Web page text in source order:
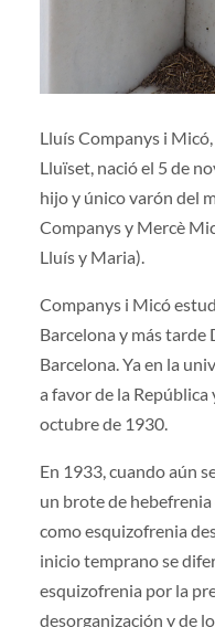
Lluís Companys i
Lluïset, nació el 5 de
hijo y único varón del
Companys y Mercè
Lluís y Maria).
Companys i Micó
Barcelona y más tarde
Barcelona. Ya en la
a favor de la
octubre de 1930.
En 1933, cuando aún
un brote de
como esquizofrenia
inicio temprano se
esquizofrenia por la
desorganización y de